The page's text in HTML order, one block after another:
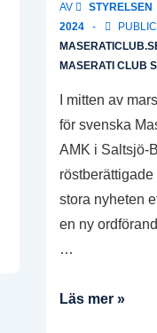
AV STYRELSEN
2024
MASERATI CLUB
I mitten av
för svenska
AMK i Saltsjö-
stora nyheten
en ny
…
Ny
Läs mer »